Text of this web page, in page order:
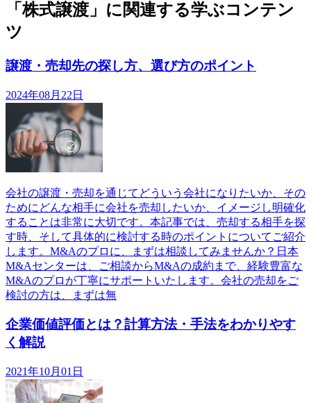
「株式譲渡」に関連する学ぶコンテン
ツ
譲渡・売却先の探し方、選び方のポイント
2024年08月22日
会社の譲渡・売却を通じてどういう会社になりたいか、その
ためにどんな相手に会社を売却したいか、イメージし明確化
することは非常に大切です。本記事では、売却する相手を探
す時、そして具体的に検討する時のポイントについてご紹介
します。M&Aのプロに、まずは相談してみませんか？日本
M&Aセンターは、ご相談からM&Aの成約まで、経験豊富な
M&Aのプロが丁寧にサポートいたします。会社の売却をご
検討の方は、まずは無
企業価値評価とは？計算方法・手法をわかりやす
く解説
2021年10月01日